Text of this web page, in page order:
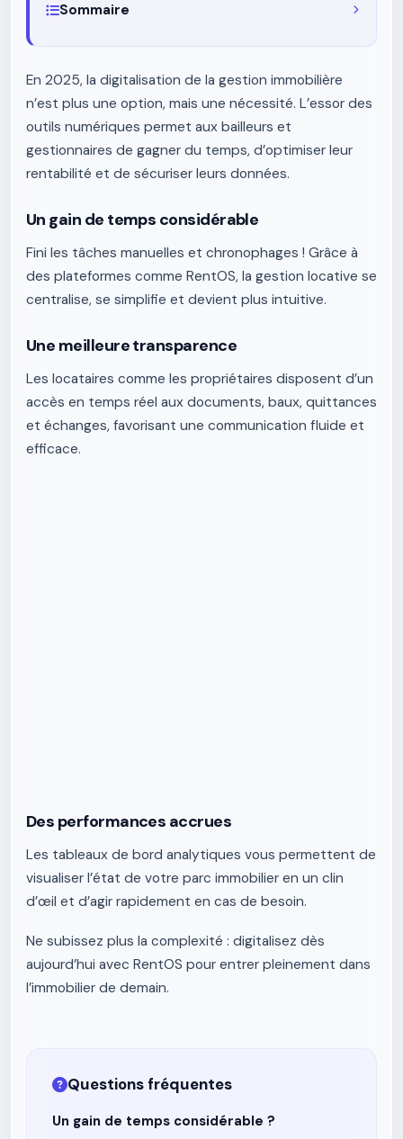
Sommaire
En 2025, la digitalisation de la gestion immobilière
n’est plus une option, mais une nécessité. L’essor des
outils numériques permet aux bailleurs et
gestionnaires de gagner du temps, d’optimiser leur
rentabilité et de sécuriser leurs données.
Un gain de temps considérable
Fini les tâches manuelles et chronophages ! Grâce à
des plateformes comme RentOS, la gestion locative se
centralise, se simplifie et devient plus intuitive.
Une meilleure transparence
Les locataires comme les propriétaires disposent d’un
accès en temps réel aux documents, baux, quittances
et échanges, favorisant une communication fluide et
efficace.
Des performances accrues
Les tableaux de bord analytiques vous permettent de
visualiser l’état de votre parc immobilier en un clin
d’œil et d’agir rapidement en cas de besoin.
Ne subissez plus la complexité : digitalisez dès
aujourd’hui avec RentOS pour entrer pleinement dans
l’immobilier de demain.
Questions fréquentes
Un gain de temps considérable ?